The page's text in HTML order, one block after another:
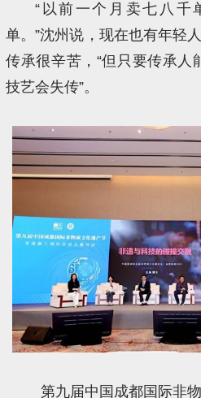
“以前一个月卖七八千
单。”沈州说，现在也有年轻
传承很辛苦，“但只要传承人
技艺会失传”。
第九届中国成都国际非